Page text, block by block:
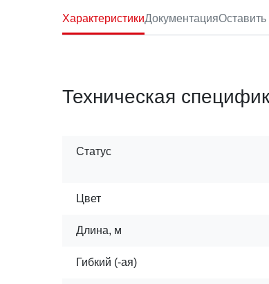
ХарактеристикиДокументацияОставить
Техническая
Статус
Цвет
Длина, м
Гибкий (-ая)